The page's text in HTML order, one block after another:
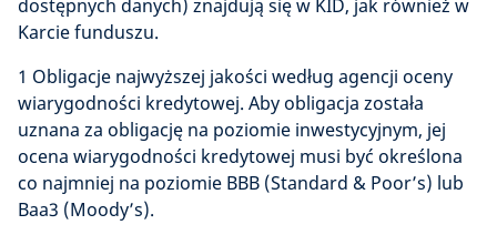
dostępnych danych) znajdują się w KID, jak również w
Karcie funduszu.
1 Obligacje najwyższej jakości według agencji oceny
wiarygodności kredytowej. Aby obligacja została
uznana za obligację na poziomie inwestycyjnym, jej
ocena wiarygodności kredytowej musi być określona
co najmniej na poziomie BBB (Standard & Poor’s) lub
Baa3 (Moody’s).